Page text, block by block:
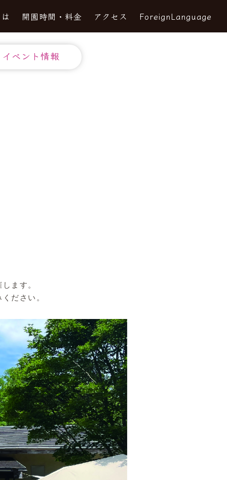
開園時間・料金 アクセス ForeignLanguage
イベント情報
ます。
ださい。